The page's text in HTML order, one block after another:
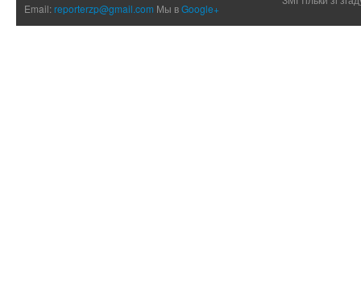
Email:reporterzp@gmail.com Мы вGoogle+